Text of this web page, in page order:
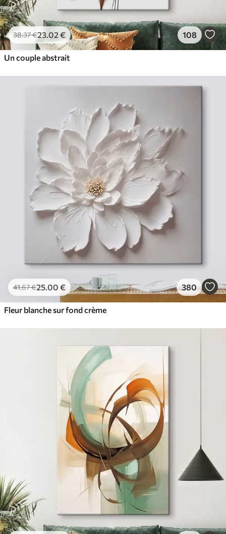
38.37€23.02 € 108
Un couple abstrait
41.67€25.00 € 380
Fleur blanche sur fond crème